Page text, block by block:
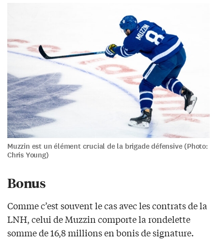
Muzzin est un élément crucial de la brigade défensive (Photo:
Chris Young)
Bonus
Comme c’est souvent le cas avec les contrats de la
LNH, celui de Muzzin comporte la rondelette
somme de 16,8 millions en bonis de signature.